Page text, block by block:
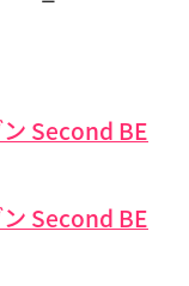
Second BE
Second BE